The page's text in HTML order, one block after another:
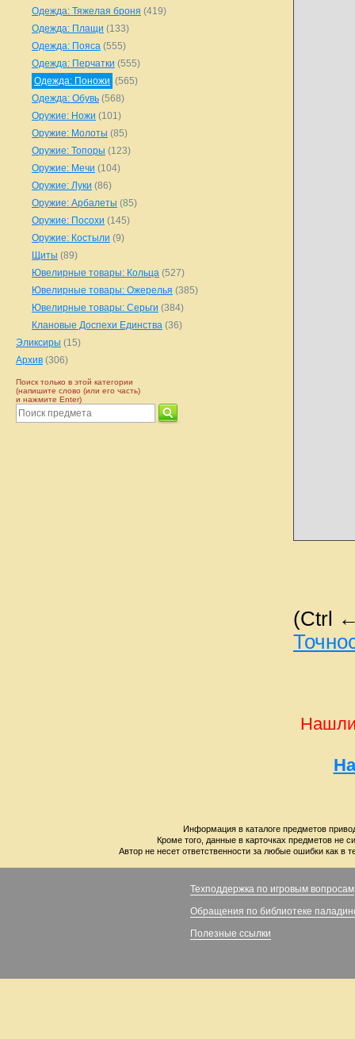
(Ctrl
Нашли
Одежда: Тяжелая броня (419)
Одежда: Плащи (133)
Одежда: Пояса (555)
Одежда: Перчатки (555)
Одежда: Поножи (565)
Одежда: Обувь (568)
Оружие: Ножи (101)
Оружие: Молоты (85)
Оружие: Топоры (123)
Оружие: Мечи (104)
Оружие: Луки (86)
Оружие: Арбалеты (85)
Оружие: Посохи (145)
Оружие: Костыли (9)
Щиты (89)
Ювелирные товары: Кольца (527)
Ювелирные товары: Ожерелья (385)
Ювелирные товары: Серьги (384)
Клановые Доспехи Единства (36)
Эликсиры (15)
Архив (306)
Поиск только в этой категории
(напишите слово (или его часть)
и нажмите Enter)
Информация в каталоге предметов
Кроме того, данные в карточках предметов не
Автор не несет ответственности за любые ошибки как в
Техподдержка по игровым вопросам
Обращения по библиотеке
Полезные ссылки